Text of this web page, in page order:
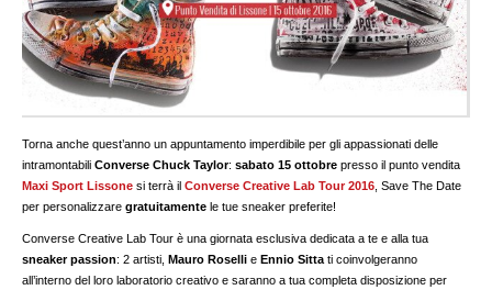
Torna anche quest’anno un appuntamento imperdibile per gli appassionati delle
intramontabiliConverse Chuck Taylor:sabato 15 ottobre presso il punto vendita
Maxi Sport Lissone si terrà ilConverse Creative Lab Tour 2016 , Save The Date
per personalizzaregratuitamente le tue sneaker preferite!
Converse Creative Lab Tour è una giornata esclusiva dedicata a te e alla tua
sneaker passion: 2 artisti,Mauro Roselli eEnnio Sitta ti coinvolgeranno
all’interno del loro laboratorio creativo e saranno a tua completa disposizione per